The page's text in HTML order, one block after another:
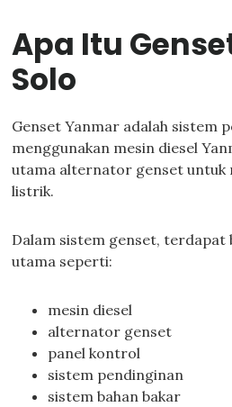
Apa Itu
Solo
Genset Yanmar adalah sistem
menggunakan mesin diesel
utama alternator genset untuk
listrik.
Dalam sistem genset, terdapat
utama seperti:
mesin diesel
alternator genset
panel kontrol
sistem pendinginan
sistem bahan bakar